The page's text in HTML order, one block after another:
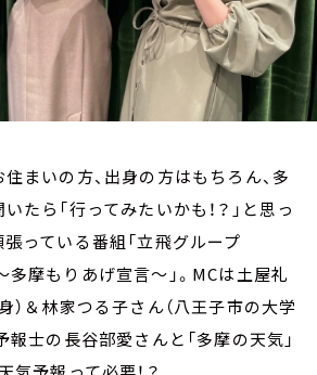
まいの方、出身の方はもちろん、多
たら「行ってみたいかも！？」と思っ
っている番組「立飛グループ
多摩もりあげ宣言～」。 MCは土屋礼
）＆林家つる子さん（八王子市の大学
報士の長谷部愛さんと「多摩の天気」